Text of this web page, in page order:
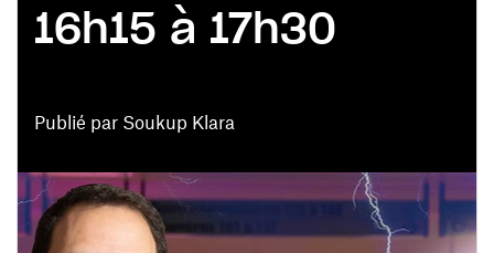
Publié par Soukup Klara
16h15 à 17h30